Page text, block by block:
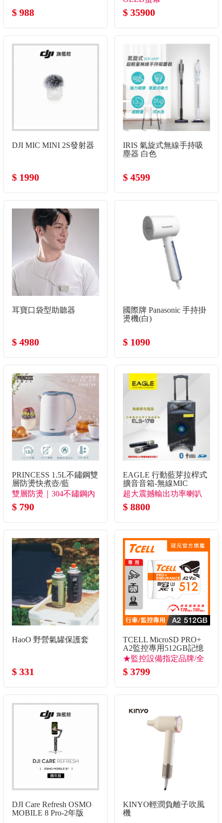
$ 988
SSD/W11)
$ 35900
DJI MIC MINI 2S發射器
$ 1990
IRIS 氣旋式無線手持吸
塵器 白色
$ 4599
耳寶口袋型助聽器
$ 4980
國際牌 Panasonic 手持掛
燙機(白)
$ 1090
PRINCESS 1.5L不鏽鋼雙
層防燙快煮壺/藍
雙層防燙｜304不鏽鋼內
膽
$ 790
EAGLE 行動藍芽拉桿式
擴音音箱-無線MIC
超大震撼輸出功率喇叭
到哪裡都聽得到
$ 8800
HaoO 野營氣罐保護套
$ 331
TCELL MicroSD PRO+
A2監控專用512GB記憶
卡
★監控設備指定品牌/全
新改版速度大升級
$ 3799
DJI Care Refresh OSMO
MOBILE 8 Pro-2年版
KINYO輕潤負離子吹風
機